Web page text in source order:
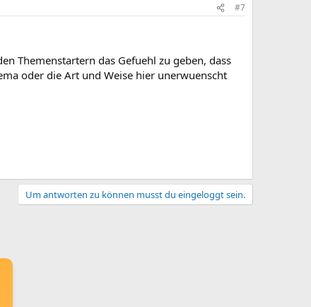
#7
Themenstartern das Gefuehl zu geben, dass
oder die Art und Weise hier unerwuenscht
Um antworten zu können musst du eingeloggt sein.